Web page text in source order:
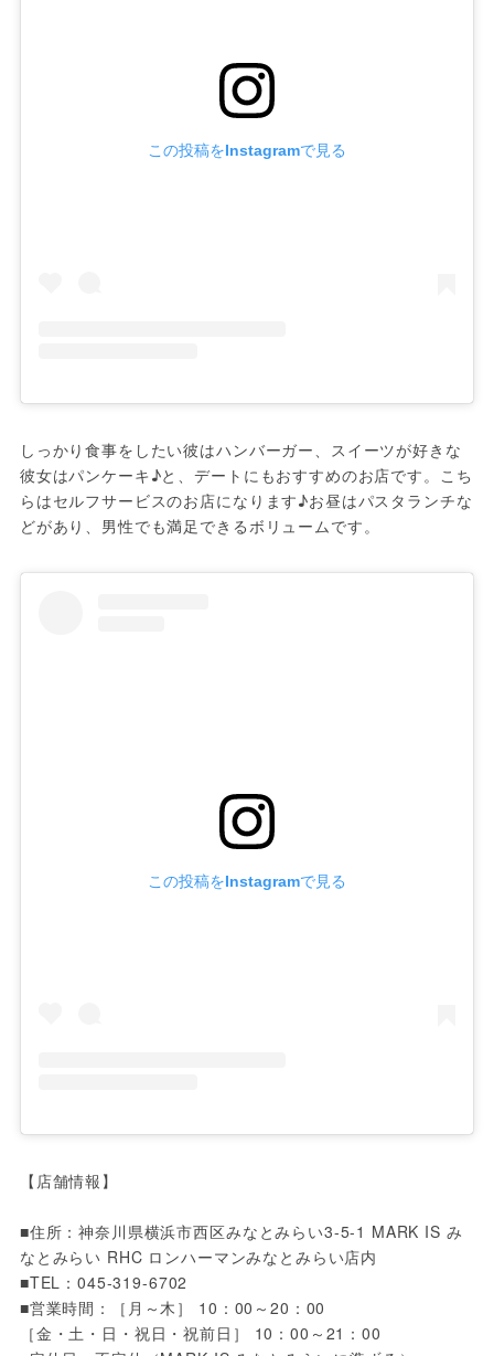
この投稿をInstagramで見る
しっかり食事をしたい彼はハンバーガー、スイーツが好きな
彼女はパンケーキ♪と、デートにもおすすめのお店です。こち
らはセルフサービスのお店になります♪お昼はパスタランチな
どがあり、男性でも満足できるボリュームです。
この投稿をInstagramで見る
【店舗情報】
■住所：神奈川県横浜市西区みなとみらい3-5-1 MARK IS み
なとみらい RHC ロンハーマンみなとみらい店内
■TEL：045-319-6702
■営業時間：［月～木］ 10：00～20：00
［金・土・日・祝日・祝前日］ 10：00～21：00